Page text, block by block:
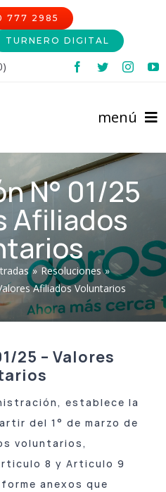
777 2985
TURNERO DIGITAL
menú
N° 01/25
Afiliados
» Resoluciones »
Afiliados Voluntarios
25 – Valores
establece la
del 1° de marzo de
voluntarios,
8 y Articulo 9
anexos que